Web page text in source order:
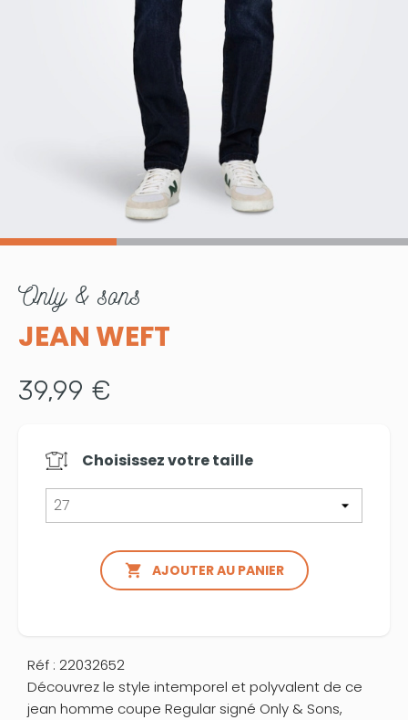
only & sons
JEAN WEFT
39,99 €
Choisissez votretaille
 AJOUTER AU PANIER
Réf : 22032652
Découvrez le style intemporel et polyvalent de ce
jean homme coupe Regular signé Only & Sons,